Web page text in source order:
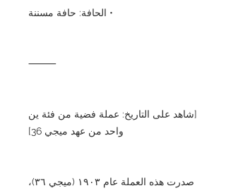
• الحافة: حافة مسننة
⸻
[شاهد على التاريخ: عملة فضية من فئة ين
واحد من عهد ميجي 36]
صدرت هذه العملة عام ١٩٠٣ (ميجي ٣٦)،